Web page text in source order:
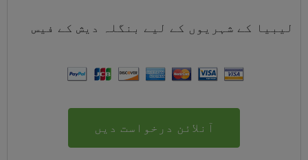
لیبیا کے شہریوں کے لیے بنگلہ دیش کے فیس
آنلائن درخواست دیں